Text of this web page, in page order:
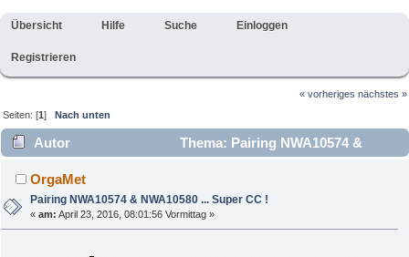
Übersicht Hilfe Suche Einloggen
Registrieren
« vorheriges nächstes »
Seiten: [1]Nach unten
Autor
Thema: Pairing NWA10574 &
NWA10580 ... Super CC ! (Gelesen 3006 mal)
OrgaMet
Pairing NWA10574 & NWA10580 ... Super CC !
«am: April 23, 2016, 08:01:56 Vormittag »